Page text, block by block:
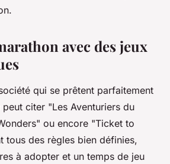
avec des jeux
qui se prêtent parfaitement
citer "Les Aventuriers du
ou encore "Ticket to
tous des règles bien définies,
à adopter et un temps de jeu